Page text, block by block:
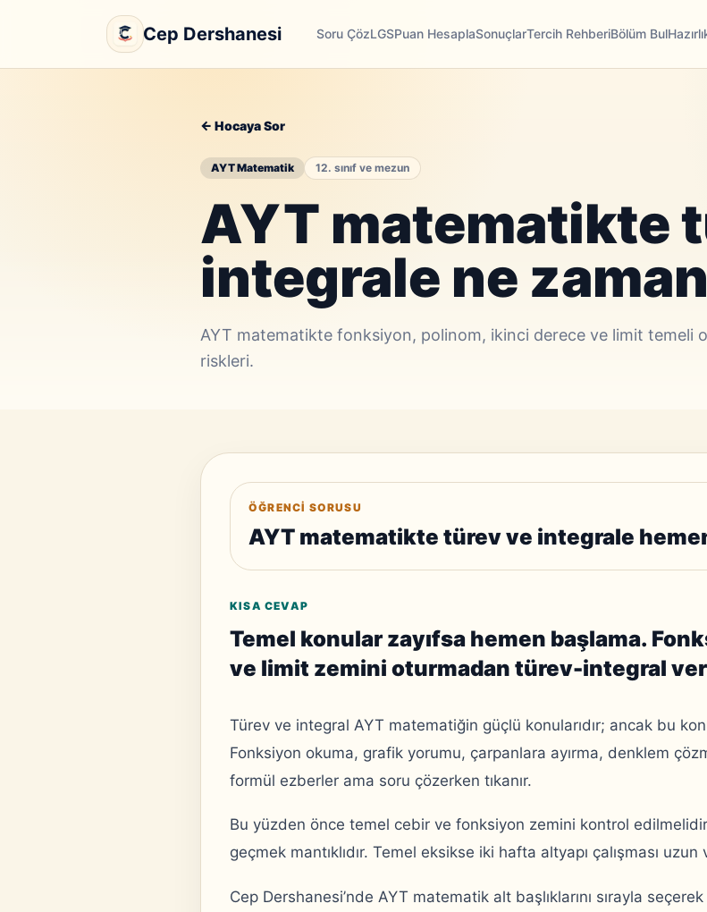
Cep Dershanesi Soru ÇözLGSPuan HesaplaSonuçlarTercih RehberiBölüm Bul
← Hocaya Sor
AYT Matematik 12. sınıf ve mezun
AYT matematikte
integrale ne
AYT matematikte fonksiyon, polinom, ikinci derece ve limit temeli
riskleri.
ÖĞRENCI SORUSU
AYT matematikte türev ve integrale hemen
KISA CEVAP
Temel konular zayıfsa hemen başlama.
ve limit zemini oturmadan türev-integral
Türev ve integral AYT matematiğin güçlü konularıdır; ancak bu
Fonksiyon okuma, grafik yorumu, çarpanlara ayırma, denklem
formül ezberler ama soru çözerken tıkanır.
Bu yüzden önce temel cebir ve fonksiyon zemini kontrol
geçmek mantıklıdır. Temel eksikse iki hafta altyapı çalışması
Cep Dershanesi’nde AYT matematik alt başlıklarını sırayla